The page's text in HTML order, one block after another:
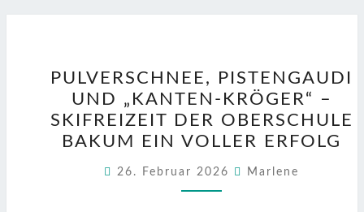
PISTENGAUDI
UND
„KANTEN-
KRÖGER“
–
SKIFREIZEIT
PULVERSCHNEE, PISTENGAUDI
UND „KANTEN-KRÖGER“ –
SKIFREIZEIT DER OBERSCHULE
BAKUM EIN VOLLER ERFOLG
26. Februar 2026 Marlene